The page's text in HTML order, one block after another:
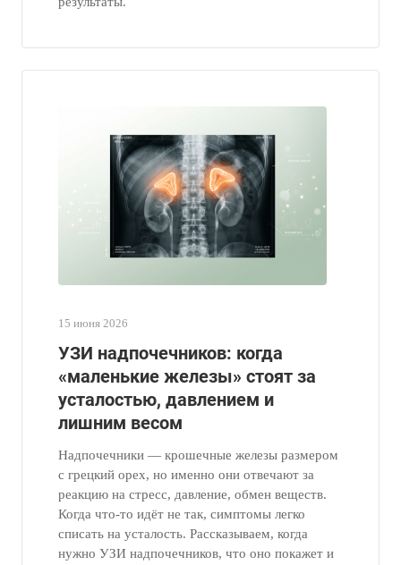
15 июня 2026
УЗИ надпочечников: когда
«маленькие железы» стоят за
усталостью, давлением и
лишним весом
Надпочечники — крошечные железы размером
с грецкий орех, но именно они отвечают за
реакцию на стресс, давление, обмен веществ.
Когда что-то идёт не так, симптомы легко
списать на усталость. Рассказываем, когда
нужно УЗИ надпочечников, что оно покажет и